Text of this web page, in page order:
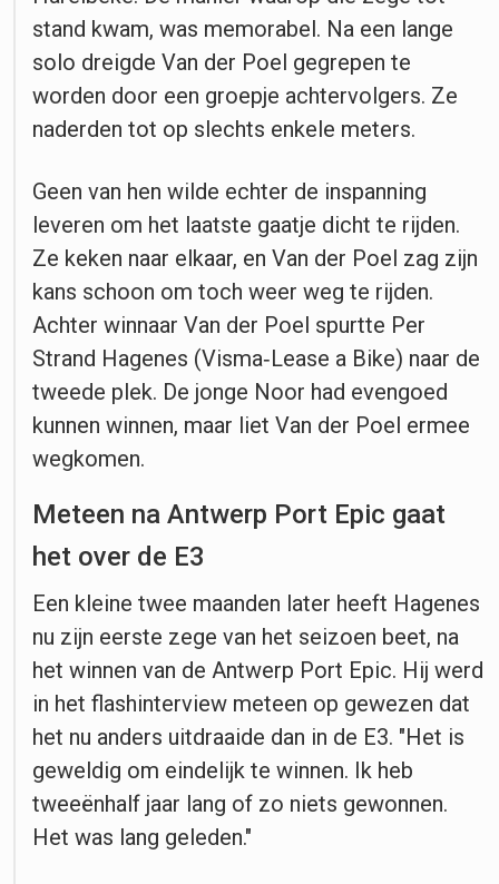
stand kwam, was memorabel. Na een lange
solo dreigde Van der Poel gegrepen te
worden door een groepje achtervolgers. Ze
naderden tot op slechts enkele meters.
Geen van hen wilde echter de inspanning
leveren om het laatste gaatje dicht te rijden.
Ze keken naar elkaar, en Van der Poel zag zijn
kans schoon om toch weer weg te rijden.
Achter winnaar Van der Poel spurtte Per
Strand Hagenes (Visma‑Lease a Bike) naar de
tweede plek. De jonge Noor had evengoed
kunnen winnen, maar liet Van der Poel ermee
wegkomen.
Meteen na Antwerp Port Epic gaat
het over de E3
Een kleine twee maanden later heeft Hagenes
nu zijn eerste zege van het seizoen beet, na
het winnen van de Antwerp Port Epic. Hij werd
in het flashinterview meteen op gewezen dat
het nu anders uitdraaide dan in de E3. "Het is
geweldig om eindelijk te winnen. Ik heb
tweeënhalf jaar lang of zo niets gewonnen.
Het was lang geleden."